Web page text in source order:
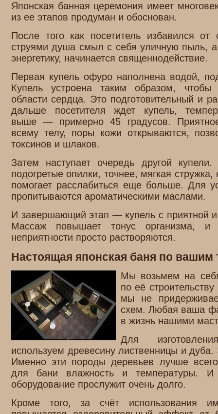
Японская банная церемония имеет
из ее этапов продуман и обоснован.
После того как посетитель избавился
струями душа смыл с себя уличную пыль, а
энергетику, начинается священнодействие.
Первая купель офуро наполнена водой,
Купель устроена таким образом,
области сердца. Это подготовительный и
дальше посетителя ждет купель,
выше — примерно 45 градусов.
всему телу, поры кожи открываются,
токсинов и шлаков.
Затем наступает очередь другой
подогретые опилки, точнее, мягкая стружка,
помогает расслабиться еще больше. Для
пропитываются ароматическими маслами.
И завершающий этап — купель с приятной и
Массаж повышает тонус организма, и
неприятности просто растворяются.
Настоящая японская баня по вашим
Мы возьмем на
по её
мы не
схем. Любая ваша
в жизнь нашими
Для
используем древесину лиственницы и
Именно эти породы деревьев лучше
для бани влажность и температуры. И
оборудование прослужит очень долго.
Кроме того, за счёт использования